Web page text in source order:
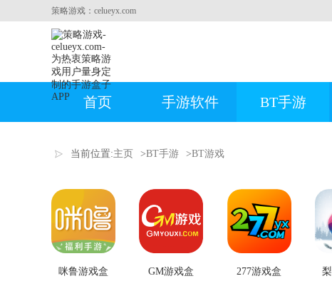
策略游戏：celueyx.com
首页 手游软件 BT手游
当前位置:主页 >BT手游 >BT游戏
咪鲁游戏盒 GM游戏盒 277游戏盒